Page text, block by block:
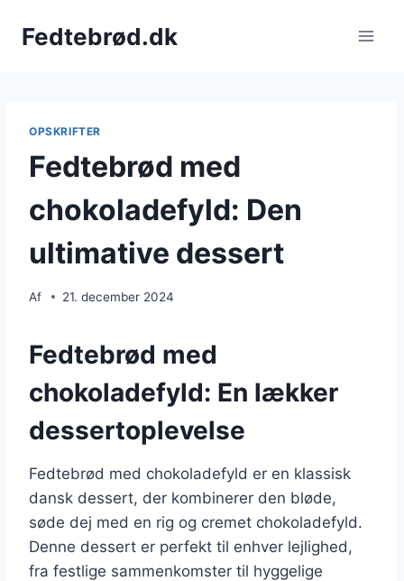
Fedtebrød.dk
OPSKRIFTER
Fedtebrød med
chokoladefyld: Den
ultimative dessert
Af 21. december 2024
Fedtebrød med
chokoladefyld: En lækker
dessertoplevelse
Fedtebrød med chokoladefyld er en klassisk
dansk dessert, der kombinerer den bløde,
søde dej med en rig og cremet chokoladefyld.
Denne dessert er perfekt til enhver lejlighed,
fra festlige sammenkomster til hyggelige